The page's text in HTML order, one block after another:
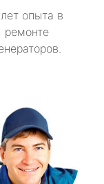
опыта в
ремонте